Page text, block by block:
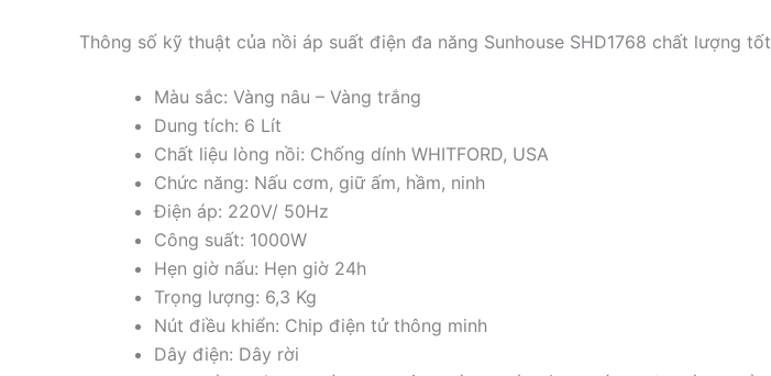
Thông số kỹ thuật của nồi áp suất điện đa năng Sunhouse SHD1768 chất lượng tốt
Màu sắc: Vàng nâu – Vàng trắng
Dung tích: 6 Lít
Chất liệu lòng nồi: Chống dính WHITFORD, USA
Chức năng: Nấu cơm, giữ ấm, hầm, ninh
Điện áp: 220V/ 50Hz
Công suất: 1000W
Hẹn giờ nấu: Hẹn giờ 24h
Trọng lượng: 6,3 Kg
Nút điều khiển: Chip điện tử thông minh
Dây điện: Dây rời